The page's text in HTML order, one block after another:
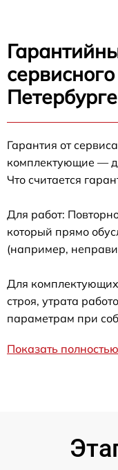
Петербурге
Гарантия от
комплектующие —
Что считается
Для работ:
который прямо
(например,
Для
строя, утрата
параметрам при
Показать полностью